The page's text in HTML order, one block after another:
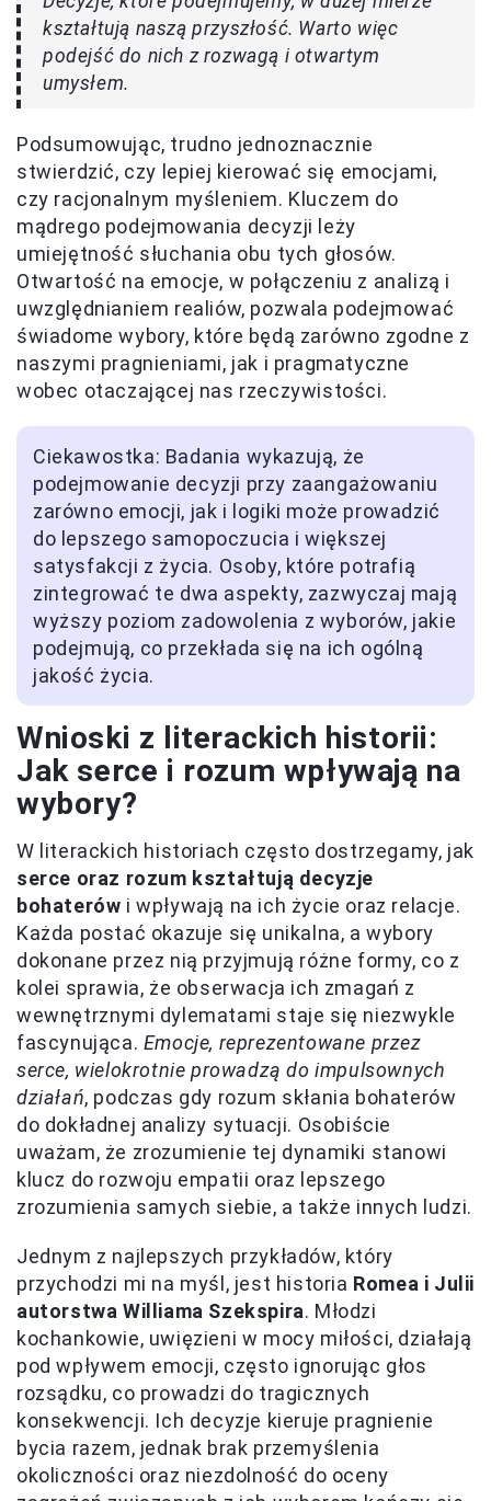
kształtują naszą przyszłość. Warto więc
podejść do nich z rozwagą i otwartym
umysłem.
Podsumowując, trudno jednoznacznie
stwierdzić, czy lepiej kierować się emocjami,
czy racjonalnym myśleniem. Kluczem do
mądrego podejmowania decyzji leży
umiejętność słuchania obu tych głosów.
Otwartość na emocje, w połączeniu z analizą i
uwzględnianiem realiów, pozwala podejmować
świadome wybory, które będą zarówno zgodne z
naszymi pragnieniami, jak i pragmatyczne
wobec otaczającej nas rzeczywistości.
Ciekawostka: Badania wykazują, że
podejmowanie decyzji przy zaangażowaniu
zarówno emocji, jak i logiki może prowadzić
do lepszego samopoczucia i większej
satysfakcji z życia. Osoby, które potrafią
zintegrować te dwa aspekty, zazwyczaj mają
wyższy poziom zadowolenia z wyborów, jakie
podejmują, co przekłada się na ich ogólną
jakość życia.
Wnioski z literackich historii:
Jak serce i rozum wpływają na
wybory?
W literackich historiach często dostrzegamy, jak
serce oraz rozum kształtują decyzje
bohaterów i wpływają na ich życie oraz relacje.
Każda postać okazuje się unikalna, a wybory
dokonane przez nią przyjmują różne formy, co z
kolei sprawia, że obserwacja ich zmagań z
wewnętrznymi dylematami staje się niezwykle
fascynująca. Emocje, reprezentowane przez
serce, wielokrotnie prowadzą do impulsownych
działań, podczas gdy rozum skłania bohaterów
do dokładnej analizy sytuacji. Osobiście
uważam, że zrozumienie tej dynamiki stanowi
klucz do rozwoju empatii oraz lepszego
zrozumienia samych siebie, a także innych ludzi.
Jednym z najlepszych przykładów, który
przychodzi mi na myśl, jest historia Romea i Julii
autorstwa Williama Szekspira. Młodzi
kochankowie, uwięzieni w mocy miłości, działają
pod wpływem emocji, często ignorując głos
rozsądku, co prowadzi do tragicznych
konsekwencji. Ich decyzje kieruje pragnienie
bycia razem, jednak brak przemyślenia
okoliczności oraz niezdolność do oceny